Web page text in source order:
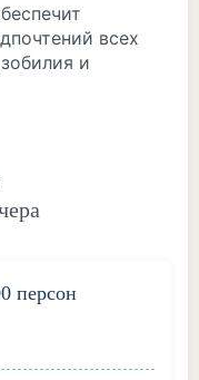
всех
и
персон